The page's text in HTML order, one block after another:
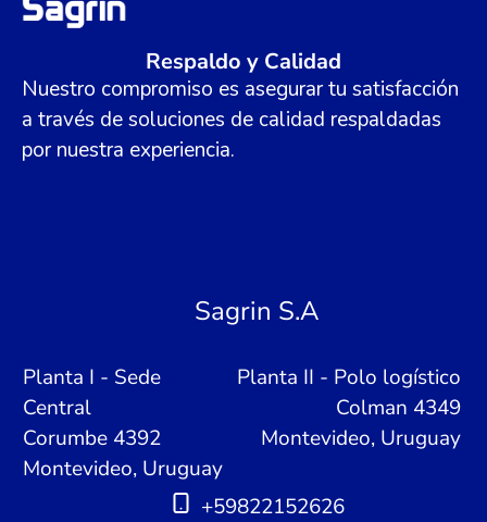
Respaldo y Calidad
Nuestro compromiso es asegurar tu satisfacción
a través de soluciones de calidad respaldadas
por nuestra experiencia.
Sagrin S.A
Planta I - Sede
Central
Corumbe 4392
Montevideo, Uruguay
Planta II - Polo logístico
Colman 4349
Montevideo, Uruguay
+59822152626